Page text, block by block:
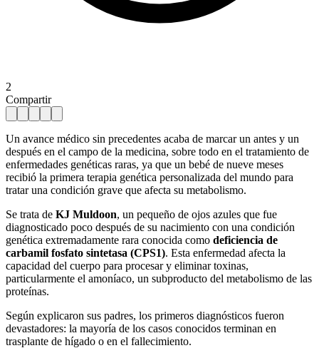
2
Compartir
Un avance médico sin precedentes acaba de marcar un antes y un
después en el campo de la medicina, sobre todo en el tratamiento de
enfermedades genéticas raras, ya que un bebé de nueve meses
recibió la primera terapia genética personalizada del mundo para
tratar una condición grave que afecta su metabolismo.
Se trata de KJ Muldoon, un pequeño de ojos azules que fue
diagnosticado poco después de su nacimiento con una condición
genética extremadamente rara conocida como deficiencia de
carbamil fosfato sintetasa (CPS1). Esta enfermedad afecta la
capacidad del cuerpo para procesar y eliminar toxinas,
particularmente el amoníaco, un subproducto del metabolismo de las
proteínas.
Según explicaron sus padres, los primeros diagnósticos fueron
devastadores: la mayoría de los casos conocidos terminan en
trasplante de hígado o en el fallecimiento.